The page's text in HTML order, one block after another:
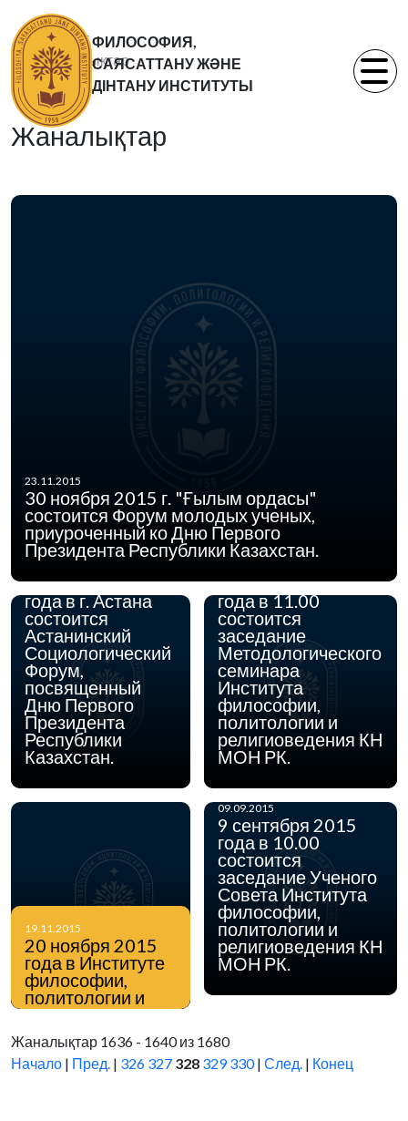
ФИЛОСОФИЯ,
САЯСАТТАНУ ЖӘНЕ
ДІНТАНУ ИНСТИТУТЫ
Басты бет
Жаналықтар
Статьи
Жаналықтар
23.11.2015
30 ноября 2015 г. "Ғылым ордасы"
состоится Форум молодых ученых,
приуроченный ко Дню Первого
Президента Республики Казахстан.
19.11.2015
20 ноября 2015
года в Институте
философии,
политологии и
религиоведения
состоится
круглый стол по
27 ноября 2015
года в г. Астана
состоится
Астанинский
Социологический
Форум,
посвященный
Дню Первого
Президента
Республики
Казахстан.
21 сентября 2015
года в 11.00
состоится
заседание
Методологического
семинара
Института
философии,
политологии и
религиоведения КН
МОН РК.
09.09.2015
9 сентября 2015
года в 10.00
состоится
заседание Ученого
Совета Института
философии,
политологии и
религиоведения КН
МОН РК.
Жаналықтар 1636 - 1640 из 1680
Начало | Пред. | 326 327 328 329 330| След. | Конец